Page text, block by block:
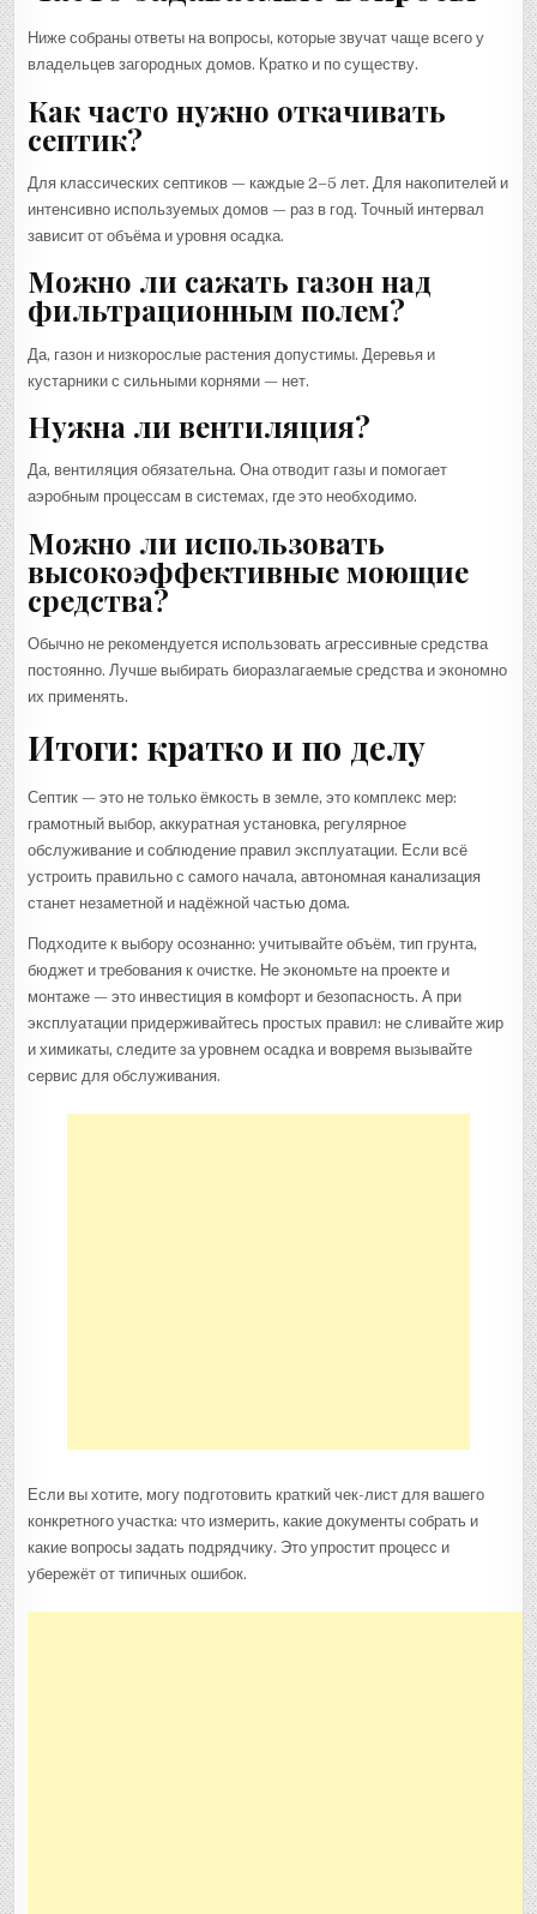
Ниже собраны ответы на вопросы, которые звучат чаще всего у
владельцев загородных домов. Кратко и по существу.
Как часто нужно откачивать
септик?
Для классических септиков — каждые 2–5 лет. Для накопителей и
интенсивно используемых домов — раз в год. Точный интервал
зависит от объёма и уровня осадка.
Можно ли сажать газон над
фильтрационным полем?
Да, газон и низкорослые растения допустимы. Деревья и
кустарники с сильными корнями — нет.
Нужна ли вентиляция?
Да, вентиляция обязательна. Она отводит газы и помогает
аэробным процессам в системах, где это необходимо.
Можно ли использовать
высокоэффективные моющие
средства?
Обычно не рекомендуется использовать агрессивные средства
постоянно. Лучше выбирать биоразлагаемые средства и экономно
их применять.
Итоги: кратко и по делу
Септик — это не только ёмкость в земле, это комплекс мер:
грамотный выбор, аккуратная установка, регулярное
обслуживание и соблюдение правил эксплуатации. Если всё
устроить правильно с самого начала, автономная канализация
станет незаметной и надёжной частью дома.
Подходите к выбору осознанно: учитывайте объём, тип грунта,
бюджет и требования к очистке. Не экономьте на проекте и
монтаже — это инвестиция в комфорт и безопасность. А при
эксплуатации придерживайтесь простых правил: не сливайте жир
и химикаты, следите за уровнем осадка и вовремя вызывайте
сервис для обслуживания.
Если вы хотите, могу подготовить краткий чек-лист для вашего
конкретного участка: что измерить, какие документы собрать и
какие вопросы задать подрядчику. Это упростит процесс и
убережёт от типичных ошибок.